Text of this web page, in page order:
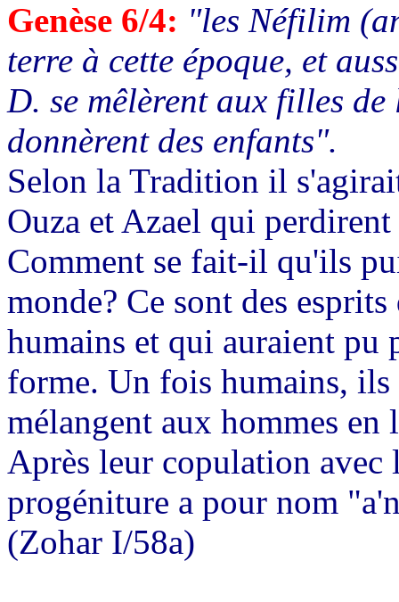
Genèse 6/4: "les Néfilim
terre à cette époque, et
D. se mêlèrent aux filles
donnèrent des enfants".
Selon la Tradition il
Ouza et Azael qui
Comment se fait-il qu'ils
monde? Ce sont des
humains et qui auraient pu
forme. Un fois humains, ils
mélangent aux hommes
Après leur copulation
progéniture a pour nom
(Zohar I/58a)